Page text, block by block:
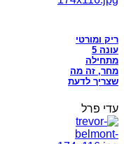
ריק ומורטי
עונה 5
מתחילה
מחר, זה מה
שצריך לדעת
עדי פרל